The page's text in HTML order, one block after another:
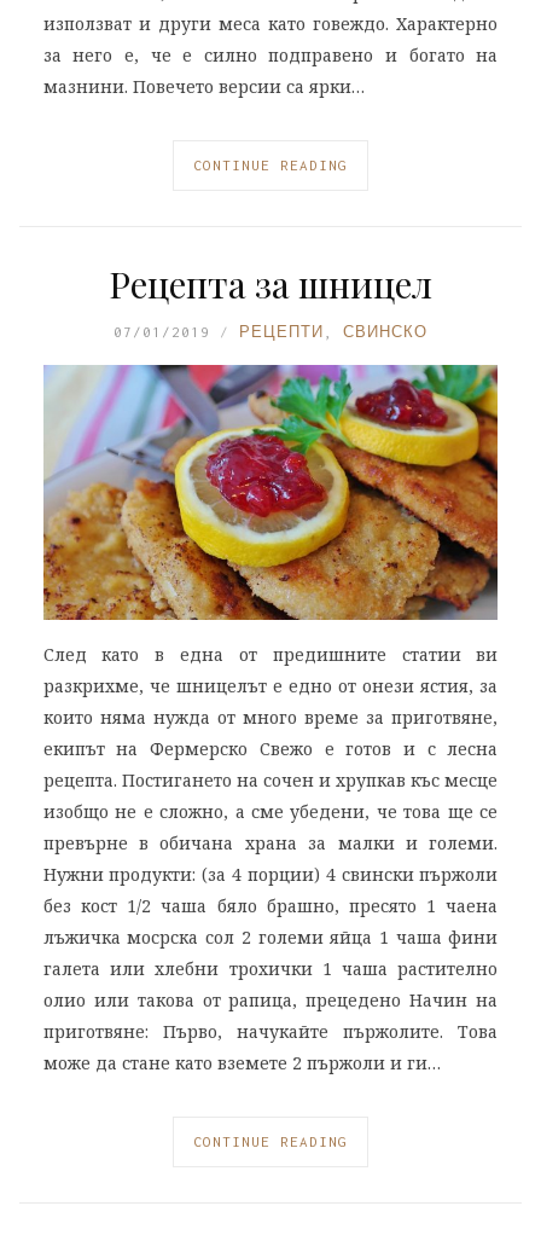
използват и други меса като говеждо. Характерно
за него е, че е силно подправено и богато на
мазнини. Повечето версии са ярки…
CONTINUE READING
Рецепта за шницел
07/01/2019 РЕЦЕПТИ СВИНСКО
След като в една от предишните статии ви
разкрихме, че шницелът е едно от онези ястия, за
които няма нужда от много време за приготвяне,
екипът на Фермерско Свежо е готов и с лесна
рецепта. Постигането на сочен и хрупкав къс месце
изобщо не е сложно, а сме убедени, че това ще се
превърне в обичана храна за малки и големи.
Нужни продукти: (за 4 порции) 4 свински пържоли
без кост 1/2 чаша бяло брашно, пресято 1 чаена
лъжичка мосрска сол 2 големи яйца 1 чаша фини
галета или хлебни трохички 1 чаша растително
олио или такова от рапица, прецедено Начин на
приготвяне: Първо, начукайте пържолите. Това
може да стане като вземете 2 пържоли и ги…
CONTINUE READING